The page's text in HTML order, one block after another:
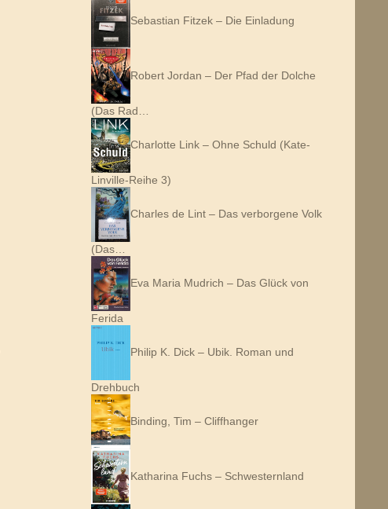
Sebastian Fitzek – Die Einladung
Robert Jordan – Der Pfad der Dolche
(Das Rad…
Charlotte Link – Ohne Schuld (Kate-
Linville-Reihe 3)
Charles de Lint – Das verborgene Volk
(Das…
Eva Maria Mudrich – Das Glück von
Ferida
Philip K. Dick – Ubik. Roman und
Drehbuch
Binding, Tim – Cliffhanger
Katharina Fuchs – Schwesternland